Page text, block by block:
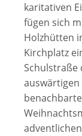
karitativen
fügen sich
Holzhütten
Kirchplatz
Schulstraße
auswärtigen